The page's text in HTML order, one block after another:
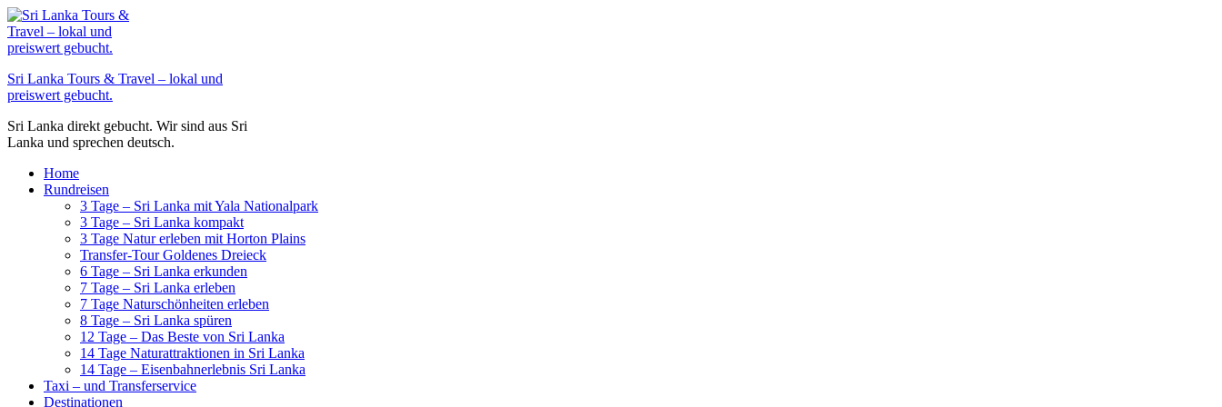
Zum
Inhalt
springen
Sri Lanka Tours & Travel – lokal und
preiswert gebucht.
Sri Lanka direkt gebucht. Wir sind aus Sri
Lanka und sprechen deutsch.
Home
Rundreisen
3 Tage – Sri Lanka mit Yala Nationalpark
3 Tage – Sri Lanka kompakt
3 Tage Natur erleben mit Horton Plains
Transfer-Tour Goldenes Dreieck
6 Tage – Sri Lanka erkunden
7 Tage – Sri Lanka erleben
7 Tage Naturschönheiten erleben
8 Tage – Sri Lanka spüren
12 Tage – Das Beste von Sri Lanka
14 Tage Naturattraktionen in Sri Lanka
14 Tage – Eisenbahnerlebnis Sri Lanka
Taxi – und Transferservice
Destinationen